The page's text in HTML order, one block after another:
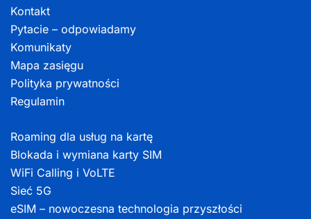
Kontakt
Pytacie – odpowiadamy
Komunikaty
Mapa zasięgu
Polityka prywatności
Regulamin
Roaming dla usług na kartę
Blokada i wymiana karty SIM
WiFi Calling i VoLTE
Sieć 5G
eSIM – nowoczesna technologia przyszłości